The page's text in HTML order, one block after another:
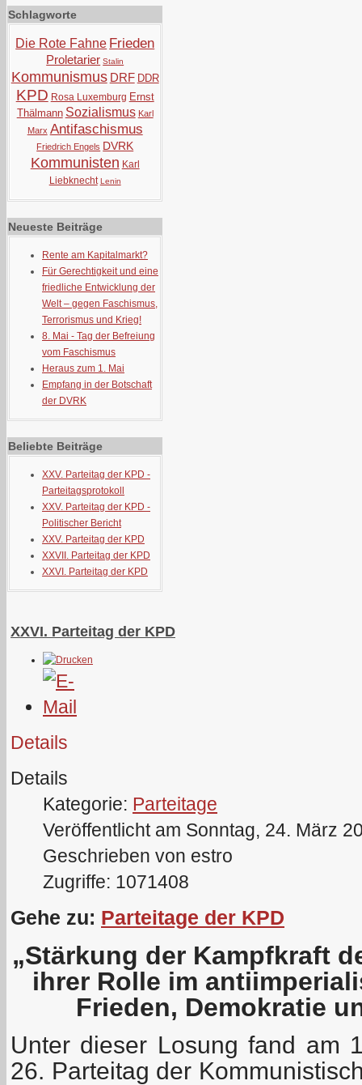
Schlagworte
Die Rote Fahne Frieden
Proletarier Stalin
Kommunismus DRF DDR
KPD Rosa Luxemburg Ernst
Thälmann Sozialismus Karl
Marx Antifaschismus
Friedrich Engels DVRK
Kommunisten Karl
Liebknecht Lenin
Neueste Beiträge
Rente am Kapitalmarkt?
Für Gerechtigkeit und eine
friedliche Entwicklung der
Welt – gegen Faschismus,
Terrorismus und Krieg!
8. Mai - Tag der Befreiung
vom Faschismus
Heraus zum 1. Mai
Empfang in der Botschaft
der DVRK
Beliebte Beiträge
XXV. Parteitag der KPD -
Parteitagsprotokoll
XXV. Parteitag der KPD -
Politischer Bericht
XXV. Parteitag der KPD
XXVII. Parteitag der KPD
XXVI. Parteitag der KPD
XXVI. Parteitag der KPD
Details
Details
Kategorie: Parteitage
Veröffentlicht am Sonntag, 24. März
Geschrieben von estro
Zugriffe: 1071408
Gehe zu: Parteitage der KPD
„Stärkung der Kampfkraft
ihrer Rolle im
Frieden, Demokratie
Unter dieser Losung fand am
26. Parteitag der